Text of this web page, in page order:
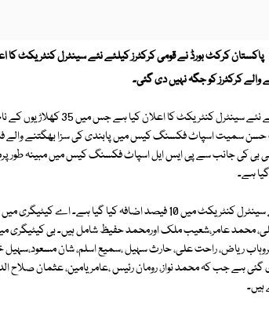
پاکستان کرکٹ بورڈ نے قومی کرکٹرز کیلئے نئے سینٹرل کنٹریکٹ
کرکٹرز کو جگہ نہیں دی گئی۔
سمیت اسپاٹ فکسنگ کیس میں پابندی کی سزا بھگتنے والے
بی کی جانب سے پی ایس ایل اسپاٹ فکسنگ کیس میں مبینہ
ہے۔
پی سی بی کی جانب سے اس سال کرکٹرزکے سینٹرل کنٹریکٹ میں 10 فیصد اضافہ
محمد عامر،شعیب ملک اورمحمد حفیظ شامل ہیں۔ بی کیٹیگری
ریاض، راحت علی، حارث سہیل ،سمیع اسلم، شان مسعود،سہیل
ہے جب کہ محمد نواز، رومان رئیس ،عامر یامین، عثمان صلاح